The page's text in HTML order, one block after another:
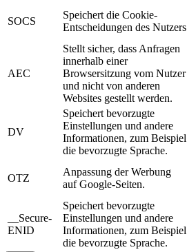
SOCS
Speichert die Cookie-
Entscheidungen des Nutzers
AEC
Stellt sicher, dass Anfragen
innerhalb einer
Browsersitzung vom Nutzer
und nicht von anderen
Websites gestellt werden.
DV
Speichert bevorzugte
Einstellungen und andere
Informationen, zum Beispiel
die bevorzugte Sprache.
OTZ
Anpassung der Werbung
auf Google-Seiten.
__Secure-
ENID
Speichert bevorzugte
Einstellungen und andere
Informationen, zum Beispiel
die bevorzugte Sprache.